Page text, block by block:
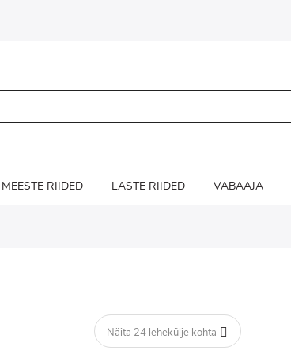
MEESTE RIIDED LASTE RIIDED VABAAJA